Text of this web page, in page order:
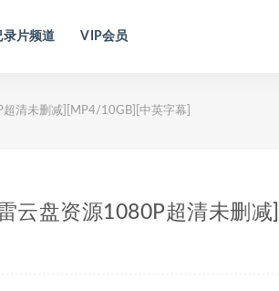
录片频道 VIP会员
清未删减][MP4/10GB][中英字幕]
云盘资源1080P超清未删减